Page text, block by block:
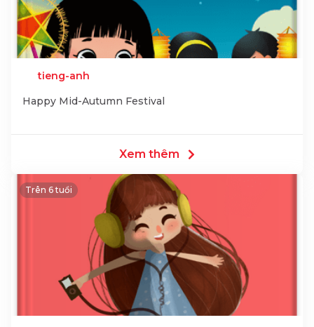
tieng-anh
Happy Mid-Autumn Festival
Xem thêm
Trên 6 tuổi